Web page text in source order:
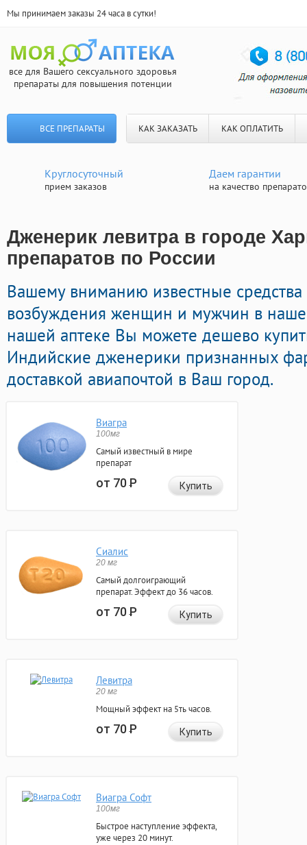
Мы принимаем заказы 24 часа в сутки!
все для Вашего сексуального здоровья
препараты для повышения потенции
ВСЕ ПРЕПАРАТЫ КАК ЗАКАЗАТЬ КАК ОПЛАТИТЬ
Круглосуточный
прием заказов
Даем гарантии
на качество
Дженерик левитра в городе
препаратов по России
Вашему вниманию известные
возбуждения женщин и мужчин в
нашей аптеке Вы можете дешево
Индийские дженерики признанных
доставкой авиапочтой в Ваш город.
Виагра
100мг
Самый известный в мире
препарат
от 70Р Купить
Сиалис
20 мг
Самый долгоиграющий
препарат. Эффект до 36 часов.
от 70Р Купить
Левитра
20 мг
Мощный эффект на 5ть часов.
от 70Р Купить
Виагра Софт
100мг
Быстрое наступление эффекта,
уже через 20 минут.